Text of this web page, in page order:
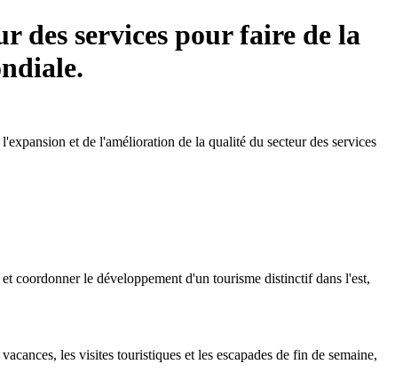
des services pour faire de la
et de l'amélioration de la qualité du secteur des services
coordonner le développement d'un tourisme distinctif dans l'est,
les visites touristiques et les escapades de fin de semaine,